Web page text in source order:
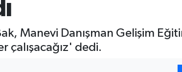
Manevi Danışman Gelişim
çalışacağız' dedi.